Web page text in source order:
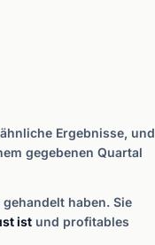
Ergebnisse, und
gegebenen Quartal
haben. Sie
ist und profitables